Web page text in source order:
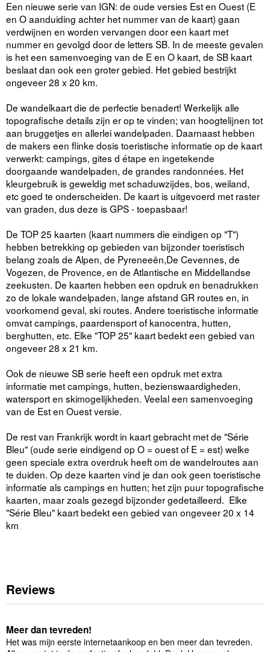
Een nieuwe serie van IGN: de oude versies Est en Ouest (E
en O aanduiding achter het nummer van de kaart) gaan
verdwijnen en worden vervangen door een kaart met
nummer en gevolgd door de letters SB. In de meeste gevalen
is het een samenvoeging van de E en O kaart, de SB kaart
beslaat dan ook een groter gebied. Het gebied bestrijkt
ongeveer 28 x 20 km.
De wandelkaart die de perfectie benadert! Werkelijk alle
topografische details zijn er op te vinden; van hoogtelijnen tot
aan bruggetjes en allerlei wandelpaden. Daarnaast hebben
de makers een flinke dosis toeristische informatie op de kaart
verwerkt: campings, gites d étape en ingetekende
doorgaande wandelpaden, de grandes randonnées. Het
kleurgebruik is geweldig met schaduwzijdes, bos, weiland,
etc goed te onderscheiden. De kaart is uitgevoerd met raster
van graden, dus deze is GPS - toepasbaar!
De TOP 25 kaarten (kaart nummers die eindigen op "T")
hebben betrekking op gebieden van bijzonder toeristisch
belang zoals de Alpen, de Pyreneeën,De Cevennes, de
Vogezen, de Provence, en de Atlantische en Middellandse
zeekusten. De kaarten hebben een opdruk en benadrukken
zo de lokale wandelpaden, lange afstand GR routes en, in
voorkomend geval, ski routes. Andere toeristische informatie
omvat campings, paardensport of kanocentra, hutten,
berghutten, etc. Elke "TOP 25" kaart bedekt een gebied van
ongeveer 28 x 21 km.
Ook de nieuwe SB serie heeft een opdruk met extra
informatie met campings, hutten, bezienswaardigheden,
watersport en skimogelijkheden. Veelal een samenvoeging
van de Est en Ouest versie.
De rest van Frankrijk wordt in kaart gebracht met de "Série
Bleu" (oude serie eindigend op O = ouest of E = est) welke
geen speciale extra overdruk heeft om de wandelroutes aan
te duiden. Op deze kaarten vind je dan ook geen toeristische
informatie als campings en hutten; het zijn puur topografische
kaarten, maar zoals gezegd bijzonder gedetailleerd. Elke
"Série Bleu" kaart bedekt een gebied van ongeveer 20 x 14
km
Reviews
Meer dan tevreden!
Het was mijn eerste internetaankoop en ben meer dan tevreden.